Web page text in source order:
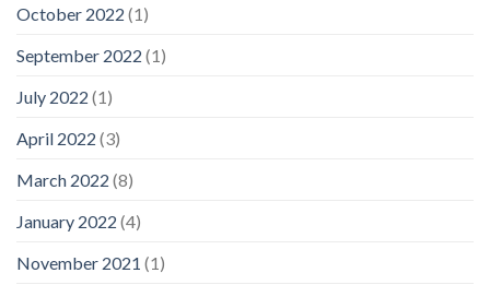
October 2022 (1)
September 2022 (1)
July 2022 (1)
April 2022 (3)
March 2022 (8)
January 2022 (4)
November 2021 (1)